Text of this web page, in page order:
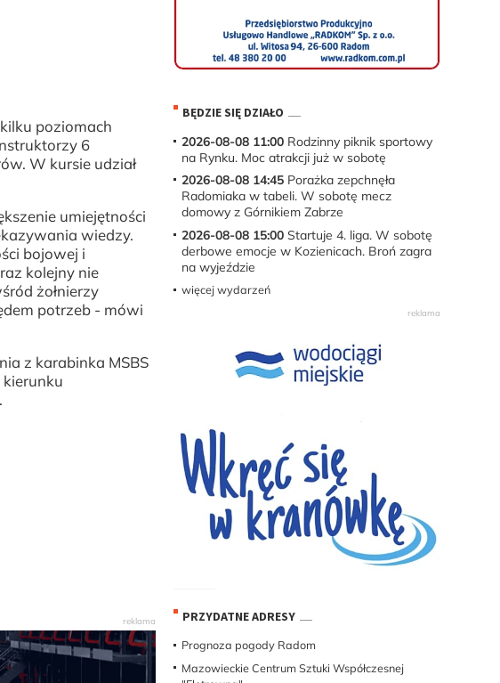
poziomach
6
W kursie udział
umiejętności
wiedzy.
bojowej i
kolejny nie
żołnierzy
potrzeb - mówi
z karabinka MSBS
BĘDZIE SIĘ DZIAŁO
2026-08-08 11:00Rodzinny piknik sportowy
na Rynku. Moc atrakcji już w sobotę
2026-08-08 14:45Porażka zepchnęła
Radomiaka w tabeli. W sobotę mecz
domowy z Górnikiem Zabrze
2026-08-08 15:00Startuje 4. liga. W sobotę
derbowe emocje w Kozienicach. Broń zagra
na wyjeździe
więcej wydarzeń
PRZYDATNE ADRESY
Prognoza pogody Radom
Mazowieckie Centrum Sztuki Współczesnej